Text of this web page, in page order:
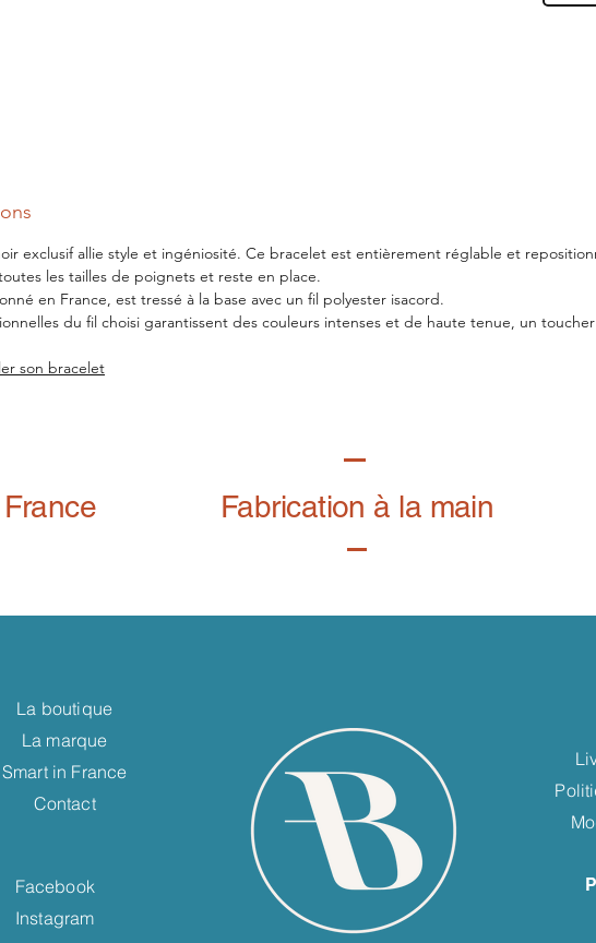
exclusif allie style et ingéniosité. Ce bracelet est entièrement réglable et
les tailles de poignets et reste en place.
en France, est tressé à la base avec un fil polyester isacord.
du fil choisi garantissent des couleurs intenses et de haute tenue, un
son bracelet
Fabrication à la main
La boutique
La marque
Smart in France
Contact
Facebook
Instagram